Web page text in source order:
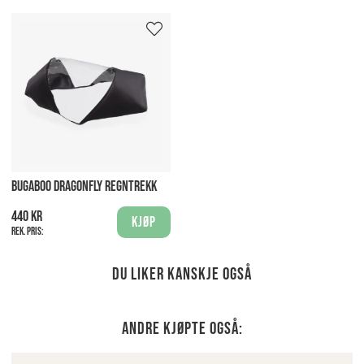
BUGABOO DRAGONFLY REGNTREKK
440 kr
Rek. pris:
Kjøp
Du liker kanskje også
Andre kjøpte også: